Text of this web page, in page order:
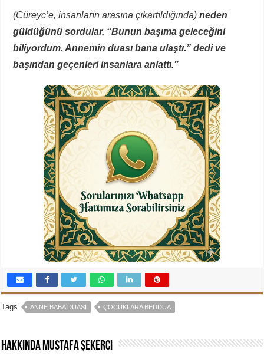
(Cüreyc’e, insanların arasına çıkartıldığında)neden
güldüğünü sordular. “Bunun başıma geleceğini
biliyordum. Annemin duası bana ulaştı.” dedi ve
başından geçenleri insanlara anlattı.”
Tags ANNE BABA DUASI ÇOCUKLARA BEDDUA
Hakkında Mustafa Şekerci